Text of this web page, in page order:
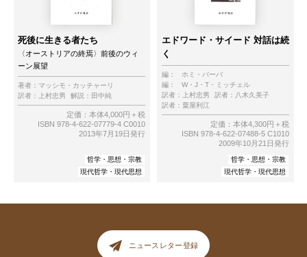
死後に生きる者たち
〈オーストリアの終焉〉前後のウィ
ーン展望
著者： マッシモ・カッチャーリ
訳者：
上村忠男 解説： 田中純
定価：本体4,000円＋税
ISBN 978-4-622-07779-4 C0010
2013年7月19日発行
哲学・思想・宗教
現代哲学・現代思想
エドワード・サイード 対話は続
く
編：
ホミ・バーバ
編：
W・J・T・ミッチェル
訳者：
上村忠男 訳者： 八木久美子
訳者： 粟屋利江
定価：本体4,300円＋税
ISBN 978-4-622-07488-5 C1010
2009年10月21日発行
哲学・思想・宗教
現代哲学・現代思想
ニュースレター登録